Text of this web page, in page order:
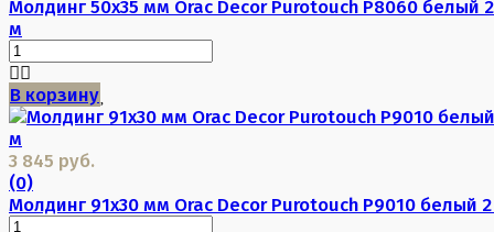
Молдинг 50х35 мм Orac Decor Purotouch P8060 белый 2
м
В корзину
3 845 руб.
(0)
Молдинг 91х30 мм Orac Decor Purotouch P9010 белый